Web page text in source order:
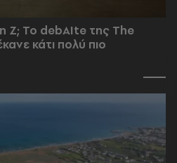
Z; Το debAIte της The
κάτι πολύ πιο